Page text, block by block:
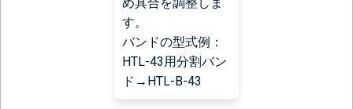
す。
バンドの型式例：
HTL-43用分割バン
ド→HTL-B-43